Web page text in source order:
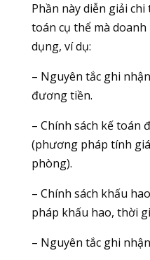
Phần này diễn giải
toán cụ thể mà
dụng, ví dụ:
– Nguyên tắc ghi
đương tiền.
– Chính sách kế toán
(phương pháp tính
phòng).
– Chính sách khấu
pháp khấu hao, thời
– Nguyên tắc ghi